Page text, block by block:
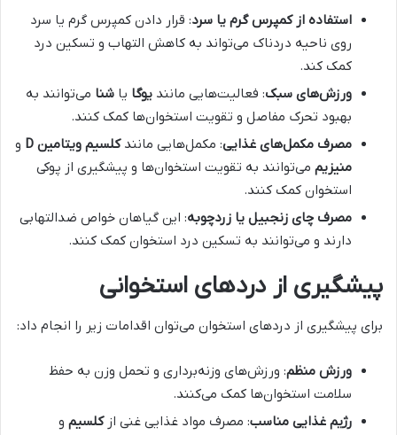
استفاده از کمپرس گرم یا سرد: قرار دادن کمپرس گرم یا سرد
روی ناحیه دردناک می‌تواند به کاهش التهاب و تسکین درد
کمک کند.
ورزش‌های سبک: فعالیت‌هایی مانند یوگا یا شنا می‌توانند به
بهبود تحرک مفاصل و تقویت استخوان‌ها کمک کنند.
مصرف مکمل‌های غذایی: مکمل‌هایی مانندکلسیم ویتامین
و
منیزیم می‌توانند به تقویت استخوان‌ها و پیشگیری از پوکی
استخوان کمک کنند.
مصرف چای زنجبیل یا زردچوبه: این گیاهان خواص ضدالتهابی
دارند و می‌توانند به تسکین درد استخوان کمک کنند.
پیشگیری از دردهای استخوانی
برای پیشگیری از دردهای استخوان می‌توان اقدامات زیر را انجام داد:
ورزش منظم: ورزش‌های وزنه‌برداری و تحمل وزن به حفظ
سلامت استخوان‌ها کمک می‌کنند.
رژیم غذایی مناسب: مصرف مواد غذایی غنی ازکلسیم و